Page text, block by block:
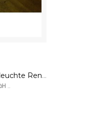
Blinker Seitenblinker Blinkerleuchte Renault Laguna 1 I rechts Beifahrerseite
..